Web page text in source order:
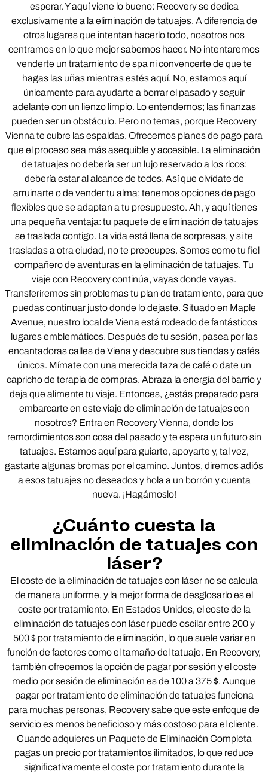
esperar. Y aquí viene lo bueno: Recovery se dedica
exclusivamente a la eliminación de tatuajes. A diferencia de
otros lugares que intentan hacerlo todo, nosotros nos
centramos en lo que mejor sabemos hacer. No intentaremos
venderte un tratamiento de spa ni convencerte de que te
hagas las uñas mientras estés aquí. No, estamos aquí
únicamente para ayudarte a borrar el pasado y seguir
adelante con un lienzo limpio. Lo entendemos; las finanzas
pueden ser un obstáculo. Pero no temas, porque Recovery
Vienna te cubre las espaldas. Ofrecemos planes de pago para
que el proceso sea más asequible y accesible. La eliminación
de tatuajes no debería ser un lujo reservado a los ricos:
debería estar al alcance de todos. Así que olvídate de
arruinarte o de vender tu alma; tenemos opciones de pago
flexibles que se adaptan a tu presupuesto. Ah, y aquí tienes
una pequeña ventaja: tu paquete de eliminación de tatuajes
se traslada contigo. La vida está llena de sorpresas, y si te
trasladas a otra ciudad, no te preocupes. Somos como tu fiel
compañero de aventuras en la eliminación de tatuajes. Tu
viaje con Recovery continúa, vayas donde vayas.
Transferiremos sin problemas tu plan de tratamiento, para que
puedas continuar justo donde lo dejaste. Situado en Maple
Avenue, nuestro local de Viena está rodeado de fantásticos
lugares emblemáticos. Después de tu sesión, pasea por las
encantadoras calles de Viena y descubre sus tiendas y cafés
únicos. Mímate con una merecida taza de café o date un
capricho de terapia de compras. Abraza la energía del barrio y
deja que alimente tu viaje. Entonces, ¿estás preparado para
embarcarte en este viaje de eliminación de tatuajes con
nosotros? Entra en Recovery Vienna, donde los
remordimientos son cosa del pasado y te espera un futuro sin
tatuajes. Estamos aquí para guiarte, apoyarte y, tal vez,
gastarte algunas bromas por el camino. Juntos, diremos adiós
a esos tatuajes no deseados y hola a un borrón y cuenta
nueva. ¡Hagámoslo!
¿Cuánto cuesta la
eliminación de tatuajes con
láser?
El coste de la eliminación de tatuajes con láser no se calcula
de manera uniforme, y la mejor forma de desglosarlo es el
coste por tratamiento. En Estados Unidos, el coste de la
eliminación de tatuajes con láser puede oscilar entre 200 y
500 $ por tratamiento de eliminación, lo que suele variar en
función de factores como el tamaño del tatuaje. En Recovery,
también ofrecemos la opción de pagar por sesión y el coste
medio por sesión de eliminación es de 100 a 375 $. Aunque
pagar por tratamiento de eliminación de tatuajes funciona
para muchas personas, Recovery sabe que este enfoque de
servicio es menos beneficioso y más costoso para el cliente.
Cuando adquieres un Paquete de Eliminación Completa
pagas un precio por tratamientos ilimitados, lo que reduce
significativamente el coste por tratamiento durante la